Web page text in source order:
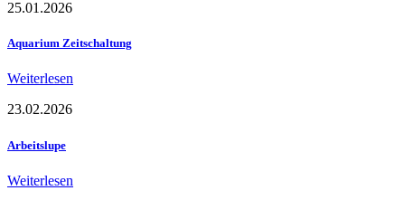
25.01.2026
Aquarium Zeitschaltung
Weiterlesen
23.02.2026
Arbeitslupe
Weiterlesen